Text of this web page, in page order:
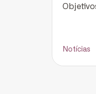
Notícias